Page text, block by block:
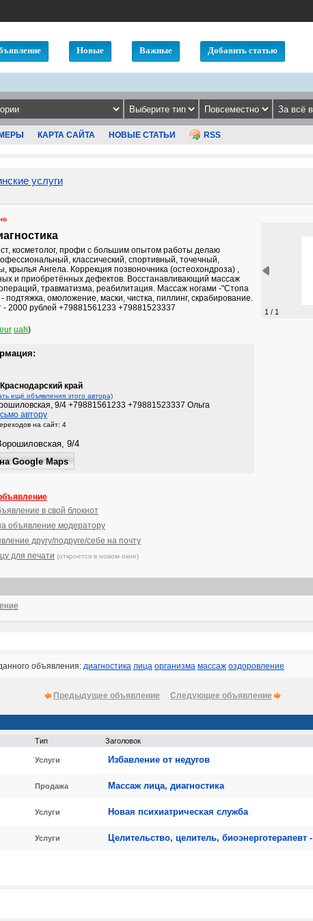
Новые Важные Добавить статью
КАРТА САЙТА НОВЫЕ СТАТЬИ RSS
услуги
косметолог, профи с большим опытом работы делаю
классический, спортивный, точечный,
крылья Ангела. Коррекция позвоночника (остеохондроза) ,
и приобретённых дефектов. Восстанавливающий массаж
операций, травматизма, реабилитация. Массаж ногами -"Стопа
омоложение, маски, чистка, пиллинг, скрабирование.
- 2000 рублей +79881561233 +79881523337
eur uah)
Краснодарский край
ещё объявления этого автора)
9/4 +79881561233 +79881523337 Ольга
автору
на сайт: 4
в свой блокнот
объявление модератору
другу/подруге/себе на почту
для печати (откроется в новом окне)
1 / 1
объявления: диагностика лица организма массаж оздоровление
Предыдущее объявление Следующее объявление
Тип Заголовок
Услуги Избавление от недугов
Продажа Массаж лица, диагностика
Услуги Новая психиатрическая служба
Услуги Целительство, целитель,